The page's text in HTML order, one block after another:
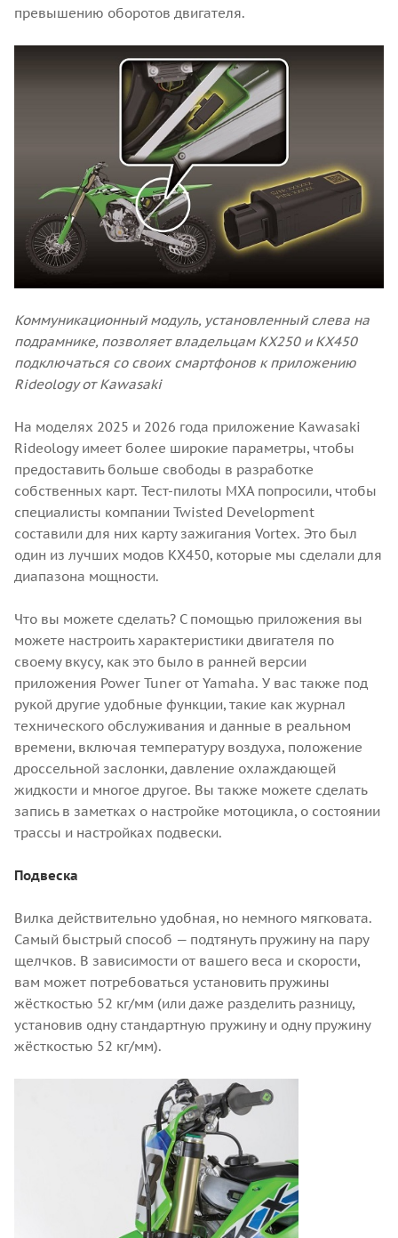
превышению оборотов двигателя.
Коммуникационный модуль, установленный слева на
подрамнике, позволяет владельцам КХ250 и KX450
подключаться со своих смартфонов к приложению
Rideology от Kawasaki
На моделях 2025 и 2026 года приложение Kawasaki
Rideology имеет более широкие параметры, чтобы
предоставить больше свободы в разработке
собственных карт. Тест-пилоты MXA попросили, чтобы
специалисты компании Twisted Development
составили для них карту зажигания Vortex. Это был
один из лучших модов KX450, которые мы сделали для
диапазона мощности.
Что вы можете сделать? С помощью приложения вы
можете настроить характеристики двигателя по
своему вкусу, как это было в ранней версии
приложения Power Tuner от Yamaha. У вас также под
рукой другие удобные функции, такие как журнал
технического обслуживания и данные в реальном
времени, включая температуру воздуха, положение
дроссельной заслонки, давление охлаждающей
жидкости и многое другое. Вы также можете сделать
запись в заметках о настройке мотоцикла, о состоянии
трассы и настройках подвески.
Подвеска
Вилка действительно удобная, но немного мягковата.
Самый быстрый способ — подтянуть пружину на пару
щелчков. В зависимости от вашего веса и скорости,
вам может потребоваться установить пружины
жёсткостью 52 кг/мм (или даже разделить разницу,
установив одну стандартную пружину и одну пружину
жёсткостью 52 кг/мм).